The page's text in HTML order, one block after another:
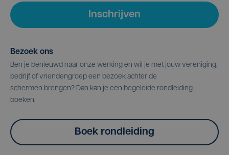
Inschrijven
Bezoek ons
Ben je benieuwd naar onze werking en wil je met jouw vereniging,
bedrijf of vriendengroep een bezoek achter de
schermen brengen? Dan kan je een begeleide rondleiding
boeken.
Boek rondleiding